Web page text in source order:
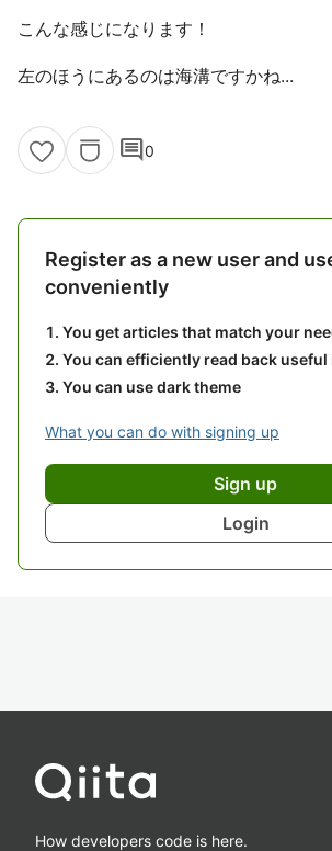
こんな感じになります！
左のほうにあるのは海溝ですかね...
comment0
Register as a new user and
conveniently
You get articles that match your
You can efficiently read back
You can use dark theme
What you can do with signing up
Sign up
Login
How developers code is here.